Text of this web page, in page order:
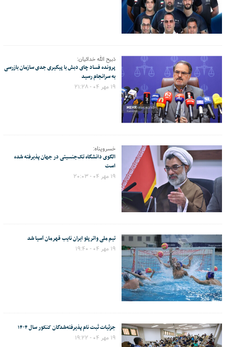
ذبیح الله خدائیان:
پرونده فساد چای دبش با پیگیری جدی سازمان بازرسی
به سرانجام رسید
۱۹ مهر ۰۴ - ۲۱:۲۸
خسروپناه:
الگوی دانشگاه تک‌جنسیتی در جهان پذیرفته شده
است
۱۹ مهر ۰۴ - ۲۰:۰۳
تیم ملی واترپلو ایران نایب قهرمان آسیا شد
۱۹ مهر ۰۴ - ۱۹:۴۰
جزئیات ثبت نام پذیرفته‌شدگان کنکور سال ۱۴۰۴
۱۹ مهر ۰۴ - ۱۹:۲۲